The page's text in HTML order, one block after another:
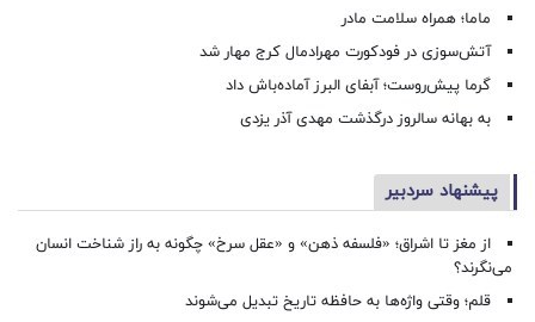
ماما؛ همراه سلامت مادر
آتش‌سوزی در فودکورت مهرادمال کرج مهار شد
گرما پیش‌روست؛ آبفای البرز آماده‌باش داد
به بهانه سالروز درگذشت مهدی آذر یزدی
پیشنهاد سردبیر
از مغز تا اشراق؛ «فلسفه ذهن» و «عقل سرخ» چگونه به راز شناخت انسان
می‌نگرند؟
قلم؛ وقتی واژه‌ها به حافظه تاریخ تبدیل می‌شوند